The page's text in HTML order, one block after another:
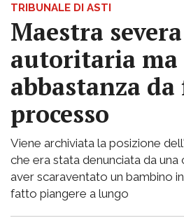
TRIBUNALE DI ASTI
Maestra
autoritaria ma
abbastanza
processo
Viene archiviata la posizione
che era stata denunciata da
aver scaraventato un bambino
fatto piangere a lungo